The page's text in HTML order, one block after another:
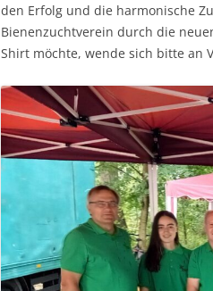
den Erfolg und die harmonische
Bienenzuchtverein durch die
Shirt möchte, wende sich bitte an